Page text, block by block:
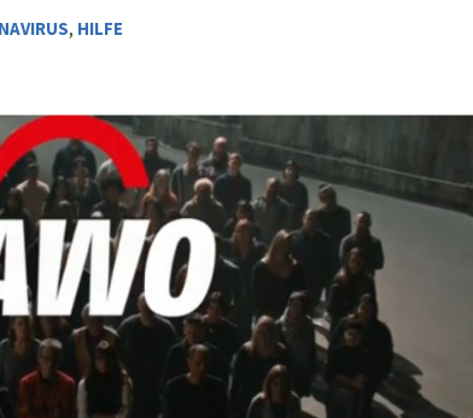
, HILFE